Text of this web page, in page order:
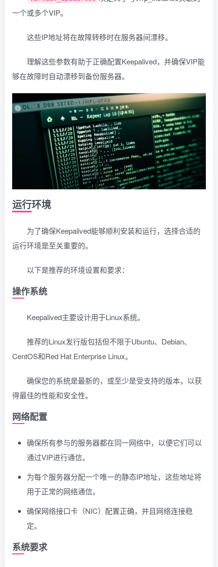
一个或多个VIP。
这些IP地址将在故障转移时在服务器间漂移。
理解这些参数有助于正确配置Keepalived，并确保VIP能
够在故障时自动漂移到备份服务器。
运行环境
为了确保Keepalived能够顺利安装和运行，选择合适的
运行环境是至关重要的。
以下是推荐的环境设置和要求：
操作系统
Keepalived主要设计用于Linux系统。
推荐的Linux发行版包括但不限于Ubuntu、Debian、
CentOS和Red Hat Enterprise Linux。
确保您的系统是最新的，或至少是受支持的版本，以获
得最佳的性能和安全性。
网络配置
确保所有参与的服务器都在同一网络中，以便它们可以
通过VIP进行通信。
为每个服务器分配一个唯一的静态IP地址，这些地址将
用于正常的网络通信。
确保网络接口卡（NIC）配置正确，并且网络连接稳
定。
系统要求